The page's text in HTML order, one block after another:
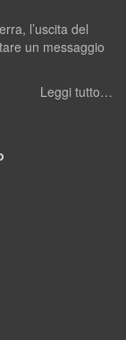
l’uscita del
un messaggio
Leggi tutto…